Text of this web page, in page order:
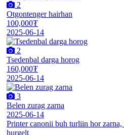
2
Otgontenger hairhan
100,000₮
2025-06-14
2
Tsedenbal darga horog
160,000₮
2025-06-14
3
Belen zurag zarna
2025-06-14
Printer canonii buh turliin hor zarna,
hurgelt